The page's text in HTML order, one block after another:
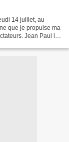
14 juillet, au
que je propulse ma
Jean Paul le